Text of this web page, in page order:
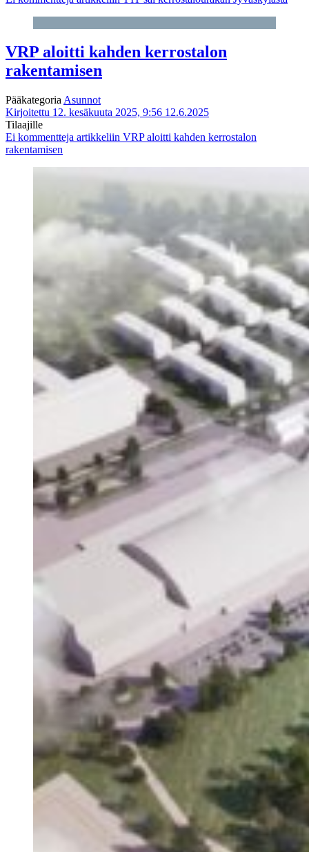
VRP aloitti kahden kerrostalon
rakentamisen
Pääkategoria Asunnot
Kirjoitettu 12. kesäkuuta 2025, 9:56 12.6.2025
Tilaajille
Ei kommentteja artikkeliin VRP aloitti kahden kerrostalon
rakentamisen